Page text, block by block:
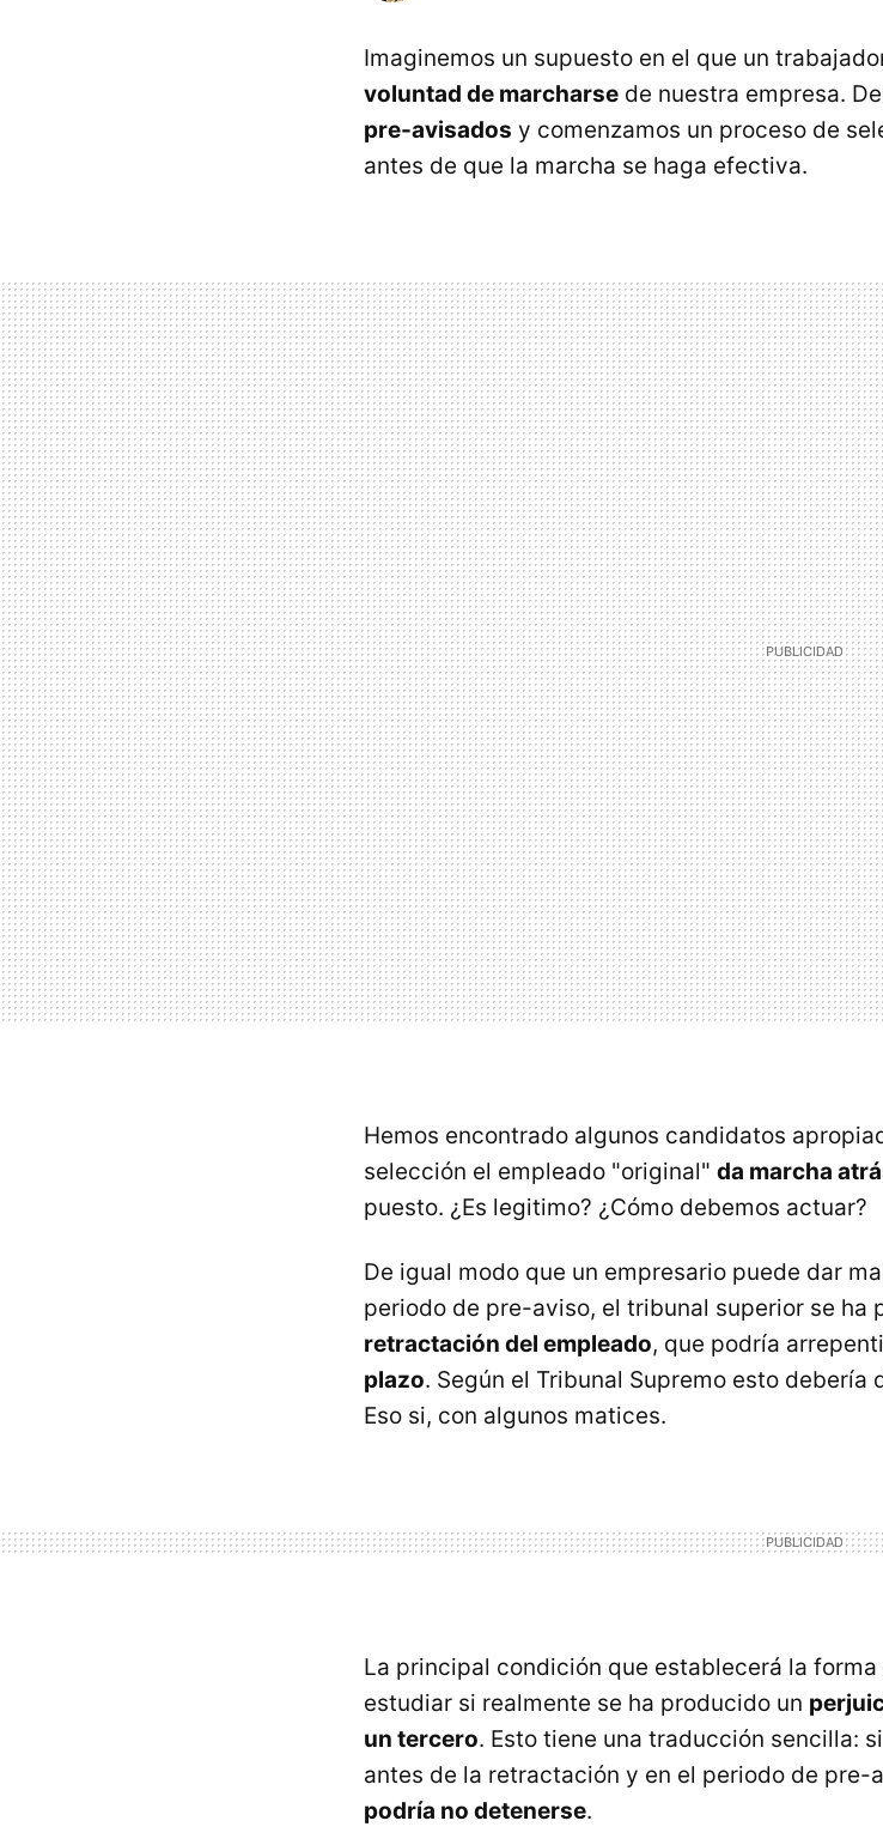
Imaginemos un supuesto en el que un
voluntad de marcharse de nuestra empresa.
pre-avisados y comenzamos un proceso de
antes de que la marcha se haga efectiva.
Hemos encontrado algunos candidatos
selección el empleado "original" da marcha
puesto. ¿Es legitimo? ¿Cómo debemos actuar?
De igual modo que un empresario puede dar
periodo de pre-aviso, el tribunal superior se ha
retractación del empleado, que podría
plazo. Según el Tribunal Supremo esto
Eso si, con algunos matices.
La principal condición que establecerá la
estudiar si realmente se ha producido un
un tercero. Esto tiene una traducción sencilla:
antes de la retractación y en el periodo de pre-
podría no detenerse.